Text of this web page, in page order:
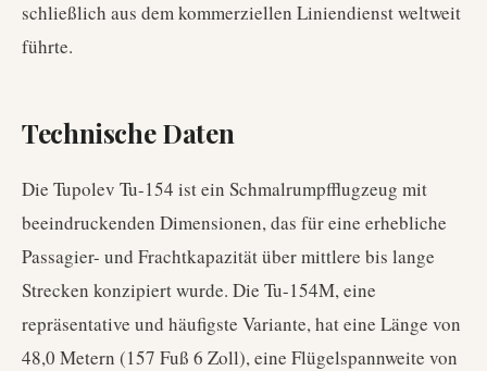
schließlich aus dem kommerziellen Liniendienst weltweit
führte.
Technische Daten
Die Tupolev Tu-154 ist ein Schmalrumpfflugzeug mit
beeindruckenden Dimensionen, das für eine erhebliche
Passagier- und Frachtkapazität über mittlere bis lange
Strecken konzipiert wurde. Die Tu-154M, eine
repräsentative und häufigste Variante, hat eine Länge von
48,0 Metern (157 Fuß 6 Zoll), eine Flügelspannweite von